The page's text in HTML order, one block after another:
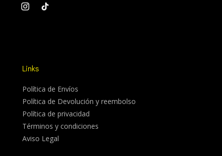
Links
Política de Envíos
Política de Devolución y reembolso
Política de privacidad
Términos y condiciones
Aviso Legal